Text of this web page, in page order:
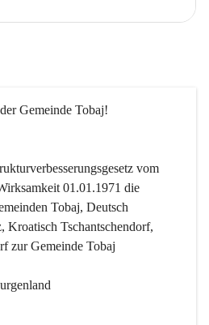
Gemeinde Tobaj!
vom
01.01.1971 die
Tobaj, Deutsch
Kroatisch Tschantschendorf,
zur Gemeinde Tobaj